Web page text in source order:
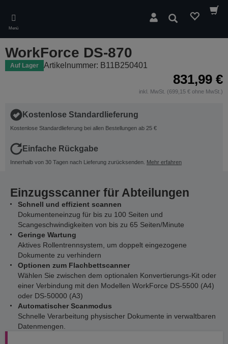
main
content
Menü
Suchen
WorkForce DS-870
Auf Lager Artikelnummer: B11B250401
831,99 €
inkl. MwSt. (699,15 € ohne MwSt.)
Kostenlose Standardlieferung
Kostenlose Standardlieferung bei allen Bestellungen ab 25 €
Einfache Rückgabe
Innerhalb von 30 Tagen nach Lieferung zurücksenden. Mehr erfahren
Einzugsscanner für Abteilungen
Schnell und effizient scannen
Dokumenteneinzug für bis zu 100 Seiten und
Scangeschwindigkeiten von bis zu 65 Seiten/Minute
Geringe Wartung
Aktives Rollentrennsystem, um doppelt eingezogene
Dokumente zu verhindern
Optionen zum Flachbettscanner
Wählen Sie zwischen dem optionalen Konvertierungs-Kit oder
einer Verbindung mit den Modellen WorkForce DS-5500 (A4)
oder DS-50000 (A3)
Automatischer Scanmodus
Schnelle Verarbeitung physischer Dokumente in verwaltbaren
Datenmengen.